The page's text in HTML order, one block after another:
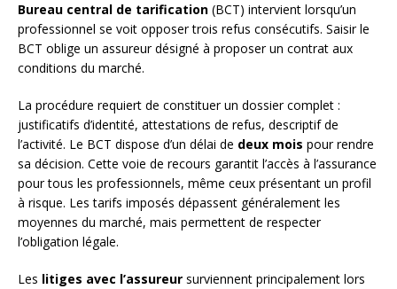
Bureau central de tarification (BCT) intervient lorsqu’un
professionnel se voit opposer trois refus consécutifs. Saisir le
BCT oblige un assureur désigné à proposer un contrat aux
conditions du marché.
La procédure requiert de constituer un dossier complet :
justificatifs d’identité, attestations de refus, descriptif de
l’activité. Le BCT dispose d’un délai de deux mois pour rendre
sa décision. Cette voie de recours garantit l’accès à l’assurance
pour tous les professionnels, même ceux présentant un profil
à risque. Les tarifs imposés dépassent généralement les
moyennes du marché, mais permettent de respecter
l’obligation légale.
Les litiges avec l’assureur surviennent principalement lors